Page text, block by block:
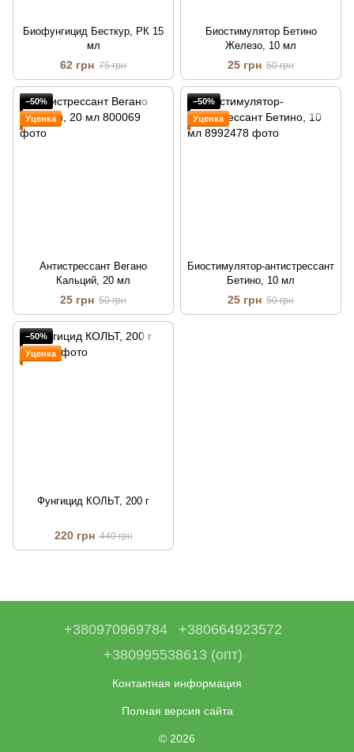
Биофунгицид Бесткур, РК 15
мл
62 грн 75 грн
Биостимулятор Бетино
Железо, 10 мл
25 грн 50 грн
−50%
Уценка
Антистрессант Вегано
Кальций, 20 мл
25 грн 50 грн
−50%
Уценка
Биостимулятор-антистрессант
Бетино, 10 мл
25 грн 50 грн
−50%
Уценка
Фунгицид КОЛЬТ, 200 г
220 грн 440 грн
+380970969784
+380664923572
+380995538613 (опт)
Контактная информация
Полная версия сайта
© 2026